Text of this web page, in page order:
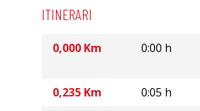
ITINERARI
0,000 Km 0:00 h
0,235 Km
0:05 h